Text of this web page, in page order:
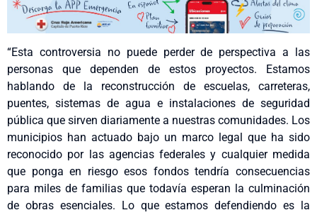
“Esta controversia no puede perder de perspectiva a las
personas que dependen de estos proyectos. Estamos
hablando de la reconstrucción de escuelas, carreteras,
puentes, sistemas de agua e instalaciones de seguridad
pública que sirven diariamente a nuestras comunidades. Los
municipios han actuado bajo un marco legal que ha sido
reconocido por las agencias federales y cualquier medida
que ponga en riesgo esos fondos tendría consecuencias
para miles de familias que todavía esperan la culminación
de obras esenciales. Lo que estamos defendiendo es la